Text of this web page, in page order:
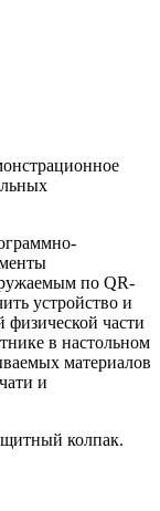
по QR-
устройство и
физической части
в настольном
материалов
и
колпак.